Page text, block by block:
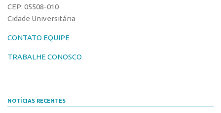
CEPIDs
CPEs
INCTs
Eventos
CEP: 05508-010
Cidade Universitária
CONTATO EQUIPE
TRABALHE CONOSCO
NOTÍCIAS RECENTES